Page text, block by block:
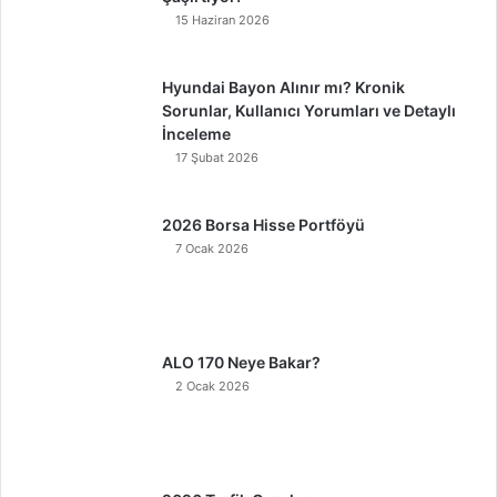
15 Haziran 2026
Hyundai Bayon Alınır mı? Kronik
Sorunlar, Kullanıcı Yorumları ve Detaylı
İnceleme
17 Şubat 2026
2026 Borsa Hisse Portföyü
7 Ocak 2026
ALO 170 Neye Bakar?
2 Ocak 2026